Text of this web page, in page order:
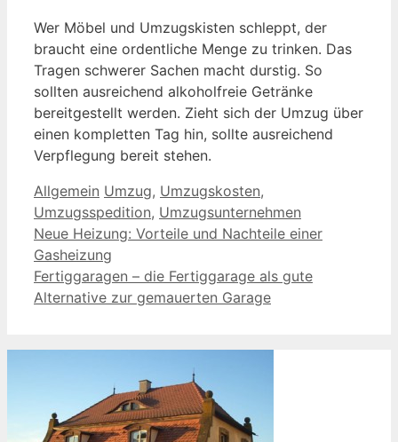
Wer Möbel und Umzugskisten schleppt, der
braucht eine ordentliche Menge zu trinken. Das
Tragen schwerer Sachen macht durstig. So
sollten ausreichend alkoholfreie Getränke
bereitgestellt werden. Zieht sich der Umzug über
einen kompletten Tag hin, sollte ausreichend
Verpflegung bereit stehen.
Kategorien
Allgemein Schlagwörter
Umzug, Umzugskosten,
Umzugsspedition, Umzugsunternehmen
Neue Heizung: Vorteile und Nachteile einer
Gasheizung
Fertiggaragen – die Fertiggarage als gute
Alternative zur gemauerten Garage